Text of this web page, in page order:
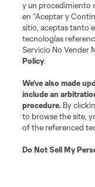
y un procedimiento
en “Aceptar y
sitio, aceptas tanto
tecnologías
Servicio No Vender
Policy.
We’ve also made
include an
procedure. By
to browse the site,
of the referenced
Do Not Sell My